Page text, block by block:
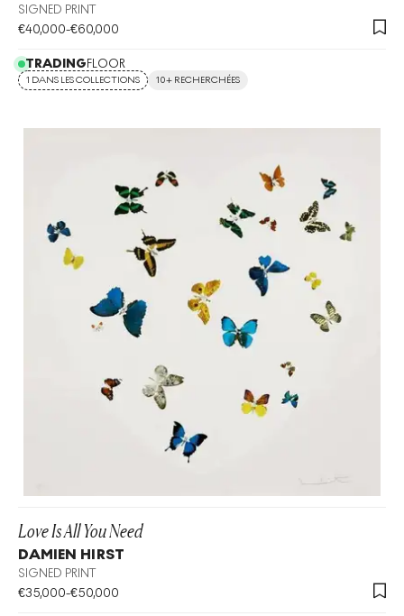
SIGNED PRINT
€40,000-€60,000
TRADINGFLOOR
1 DANS LES COLLECTIONS 10+ RECHERCHÉES
Love Is All You Need
DAMIEN HIRST
SIGNED PRINT
€35,000-€50,000